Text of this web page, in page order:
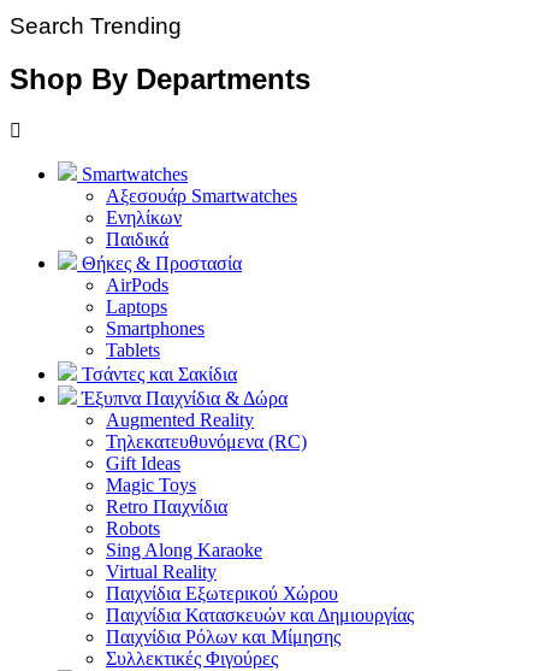
Search Trending
Shop By Departments
Smartwatches
Αξεσουάρ Smartwatches
Ενηλίκων
Παιδικά
Θήκες & Προστασία
AirPods
Laptops
Smartphones
Tablets
Τσάντες και Σακίδια
Έξυπνα Παιχνίδια & Δώρα
Augmented Reality
Τηλεκατευθυνόμενα (RC)
Gift Ideas
Magic Toys
Retro Παιχνίδια
Robots
Sing Along Karaoke
Virtual Reality
Παιχνίδια Εξωτερικού Χώρου
Παιχνίδια Κατασκευών και Δημιουργίας
Παιχνίδια Ρόλων και Μίμησης
Συλλεκτικές Φιγούρες